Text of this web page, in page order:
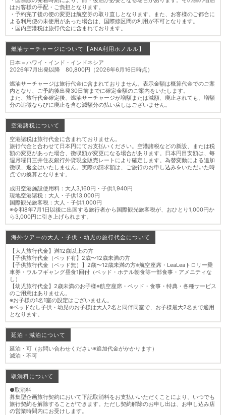
はお客様の手配・ご負担となります。
・予約完了後の便の変更は航空券の取り直しとなります。また、お客様のご都合に
よる利用便の未使用があった場合は、国際線区間の利用が不可となります。
・国内空港税は旅行代金に含まれております。
燃油サーチャージについて【ANA利用ホノルル】
日本＝ハワイ・インド・インドネシア
2026年7月出発以降 80,800円（2026年6月16日時点）
燃油サーチャージは旅行代金に含まれておりません。表示金額は概算代金でのご案
内となり、ご予約後出発30日前までに確定金額のご案内をいたします。
また、旅行代金確定後、燃油サーチャージが増額または減額、廃止されても、増額
分の追徴ならびに廃止を含む減額分の払い戻しはございません。
空港諸税について
空港諸税は旅行代金に含まれておりません。
旅行代金と合わせて日本円にてお支払いください。空港諸税などの新設、または税
額の変更があった場合、徴収額が変更になる場合があります。日本円目安額は、毎
週月曜日三井住友銀行外貨現金販売レートにより確定します。為替変動による追加
徴収、返金はいたしません。実際の請求額は、ご旅行のお申し込みをいただいた時
点での換算となります。
成田空港施設使用料：大人3,160円・子供1,940円
現地空港諸税：大人・子供13,000円
国際観光旅客税：大人・子供1,000円
※令和8年7月1日以後に出国する旅行者から国際観光旅客税が、おひとり1,000円か
ら3,000円に引き上げられます。
海外ツアーの大人・子供・幼児の旅行代金について
【大人旅行代金】満12歳以上の方
【子供旅行代金（ベッド有】2歳〜12歳未満の方
【子供旅行代金（ベッド無）】2歳〜12歳未満の方※航空座席・LeaLeaトロリー乗
車券・ウルフギャング昼食1回付（ベッド・ホテル朝食等一部食事・アメニティな
し）
【幼児旅行代金】2歳未満のお子様※航空座席・ベッド・食事・特典・各種サービス
のご用意はありません。
※お子様の1名1室の設定はございません。
※ベッドなし子供・幼児のお子様は大人2名と同伴同室で、お子様最大2名まで適用
となります。
延泊・減泊について
延泊・可（お問い合わせください※追加代金がかかります）
減泊・不可
取消料について
●取消料
募集型企画旅行契約において下記取消料をお支払いいただくことにより、いつでも
旅行契約を解除することができます。ただし契約解除のお申し出は、お申し込み店
の営業時間内にお受けします。